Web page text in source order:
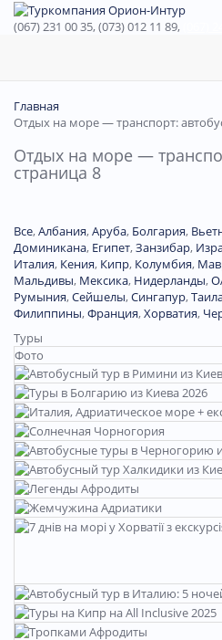
(067) 231 00 35, (073) 012 11 89,
Главная
Отдых на море — транспорт:
Отдых на море —
страница 8
Все,Албания,Аруба, Болгария,
Доминиканa, Египет,Занзибар,
Италия, Кения, Кипр, Колумбия,
Мальдивы, Мексика, Нидерланды,
Румыния,Сейшелы,Сингапур,
Филиппины,Франция,Хорватия,
Туры
Фото